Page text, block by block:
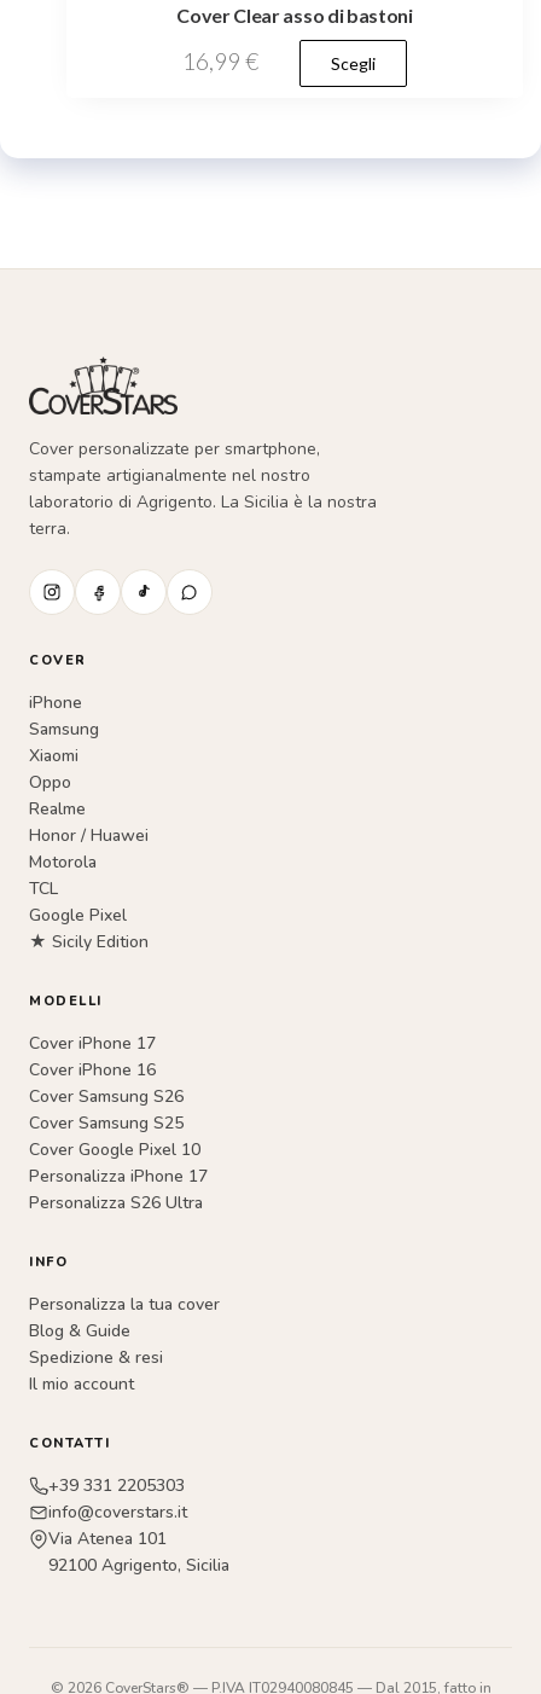
Cover Clear asso di bastoni
16,99 € Scegli
opzioni
Cover personalizzate per smartphone,
stampate artigianalmente nel nostro
laboratorio di Agrigento. La Sicilia è la nostra
terra.
COVER
iPhone
Samsung
Xiaomi
Oppo
Realme
Honor / Huawei
Motorola
TCL
Google Pixel
★ Sicily Edition
MODELLI
Cover iPhone 17
Cover iPhone 16
Cover Samsung S26
Cover Samsung S25
Cover Google Pixel 10
Personalizza iPhone 17
Personalizza S26 Ultra
INFO
Personalizza la tua cover
Blog & Guide
Spedizione & resi
Il mio account
CONTATTI
+39 331 2205303
info@coverstars.it
Via Atenea 101
92100 Agrigento, Sicilia
© 2026 CoverStars® — P.IVA IT02940080845 — Dal 2015, fatto in